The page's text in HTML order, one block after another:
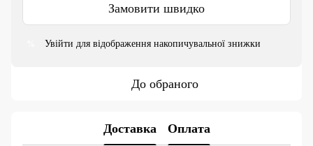
Замовити швидко
Увійти для відображення накопичувальної знижки
До обраного
Доставка Оплата